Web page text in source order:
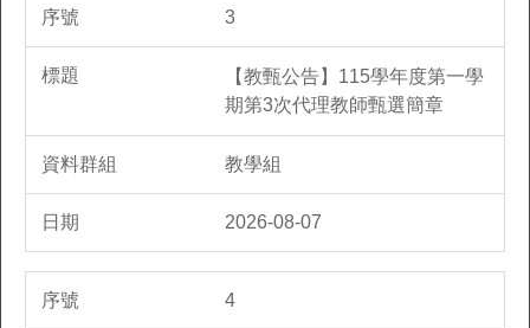
3
【教甄公告】115學年度第一學
期第3次代理教師甄選簡章
教學組
2026-08-07
4